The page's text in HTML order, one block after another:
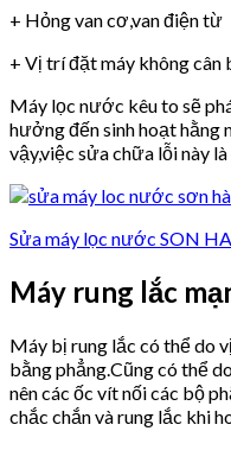
+ Hỏng van cơ,van điện từ
+ Vị trí đặt máy không cân
Máy lọc nước kêu to sẽ
hưởng đến sinh hoạt hằng
vậy,việc sửa chữa lỗi này
Sửa máy lọc nước SON HA
Máy rung lắc
Máy bị rung lắc có thể do
bằng phẳng.Cũng có thể
nên các ốc vít nối các bộ
chắc chắn và rung lắc khi